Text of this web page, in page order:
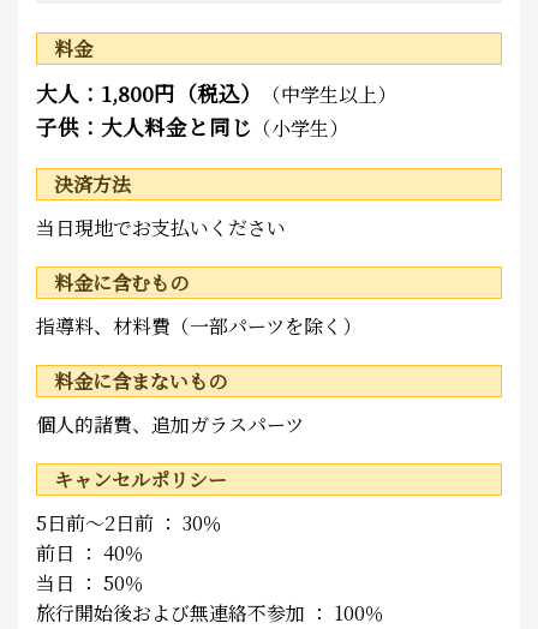
料金
大人：1,800円（税込） （中学生以上）
子供：大人料金と同じ （小学生）
決済方法
当日現地でお支払いください
料金に含むもの
指導料、材料費（一部パーツを除く）
料金に含まないもの
個人的諸費、追加ガラスパーツ
キャンセルポリシー
5日前～2日前 ： 30％
前日 ： 40％
当日 ： 50％
旅行開始後および無連絡不参加 ： 100％